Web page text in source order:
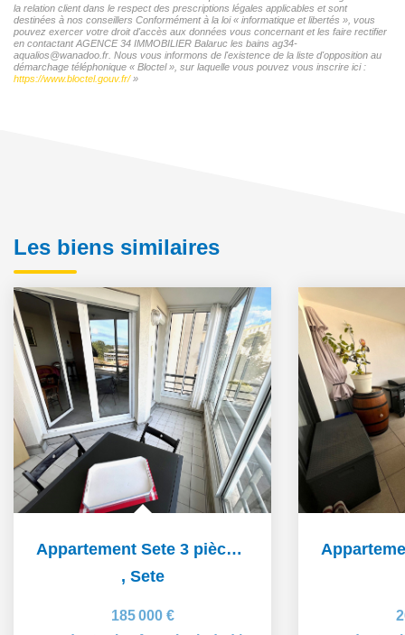
la relation client dans le respect des prescriptions légales applicables et sont
destinées à nos conseillers Conformément à la loi « informatique et libertés », vous
pouvez exercer votre droit d'accès aux données vous concernant et les faire rectifier
en contactant AGENCE 34 IMMOBILIER Balaruc les bains ag34-
aqualios@wanadoo.fr. Nous vous informons de l'existence de la liste d'opposition au
démarchage téléphonique « Bloctel », sur laquelle vous pouvez vous inscrire ici :
https://www.bloctel.gouv.fr/»
Les biens similaires
Appartement Sete 3 pièce(s) 63 m2
, Sete
185 000 €